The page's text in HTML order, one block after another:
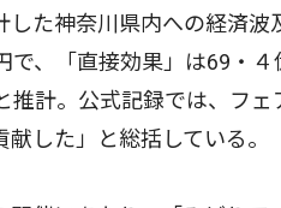
した神奈川県内への経済
で、「直接効果」は69・
推計。公式記録では、フ
した」と総括している。